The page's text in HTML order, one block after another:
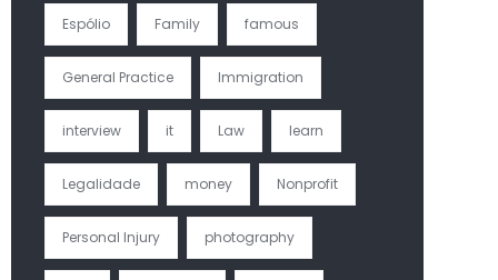
Espólio Family famous
General Practice Immigration
interview it Law learn
Legalidade money Nonprofit
Personal Injury photography